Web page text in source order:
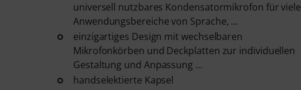
universell nutzbares Kondensatormikrofon für viele
Anwendungsbereiche von Sprache, ...
einzigartiges Design mit wechselbaren
Mikrofonkörben und Deckplatten zur individuellen
Gestaltung und Anpassung ...
handselektierte Kapsel